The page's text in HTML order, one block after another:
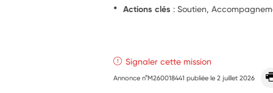
Actions clés : Soutien,
Signaler cette mission
Annonce n°M260018441 publiée le2 juillet 2026